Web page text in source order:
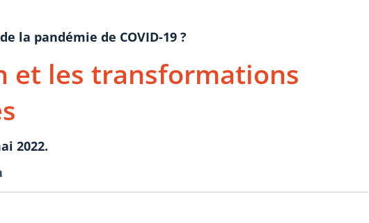
la pandémie de COVID-19 ?
et les transformations
2022.